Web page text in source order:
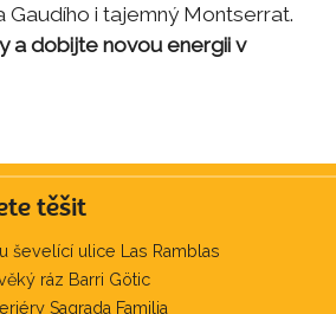
Gaudího i tajemný Montserrat.
a dobijte novou energii v
těšit
ševelící ulice Las Ramblas
ráz Barri Götic
Sagrada Familia